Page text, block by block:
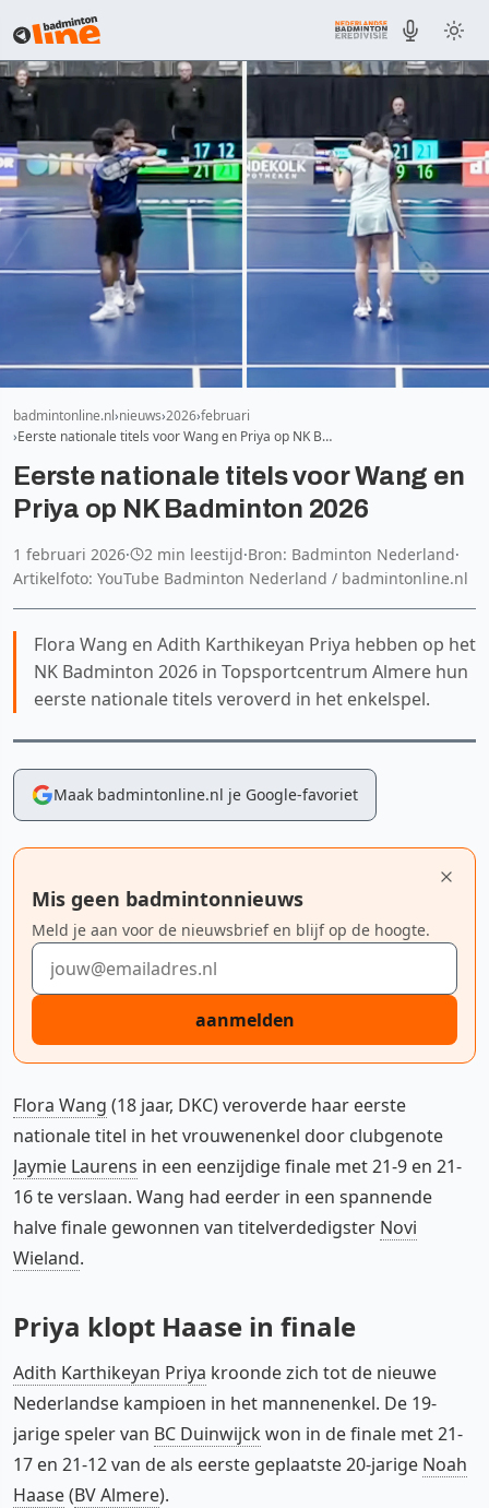
badmintonline.nl nieuws 2026 februari
Eerste nationale titels voor Wang en Priya op NK B…
Eerste nationale titels voor Wang en
Priya op NK Badminton 2026
1 februari 2026· 2 min leestijd·Bron: Badminton Nederland·
Artikelfoto: YouTube Badminton Nederland / badmintonline.nl
Flora Wang en Adith Karthikeyan Priya hebben op het
NK Badminton 2026 in Topsportcentrum Almere hun
eerste nationale titels veroverd in het enkelspel.
Maak badmintonline.nl je Google-favoriet
Mis geen badmintonnieuws
Meld je aan voor de nieuwsbrief en blijf op de hoogte.
E-mailadres
aanmelden
Flora Wang (18 jaar, DKC) veroverde haar eerste
nationale titel in het vrouwenenkel door clubgenote
Jaymie Laurens in een eenzijdige finale met 21-9 en 21-
16 te verslaan. Wang had eerder in een spannende
halve finale gewonnen van titelverdedigster Novi
Wieland.
Priya klopt Haase in finale
Adith Karthikeyan Priya kroonde zich tot de nieuwe
Nederlandse kampioen in het mannenenkel. De 19-
jarige speler van BC Duinwijckwon in de finale met 21-
17 en 21-12 van de als eerste geplaatste 20-jarige Noah
Haase(BV Almere).